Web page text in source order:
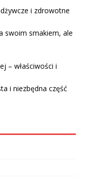
i zdrowotne
swoim smakiem, ale
– właściwości i
i niezbędna część